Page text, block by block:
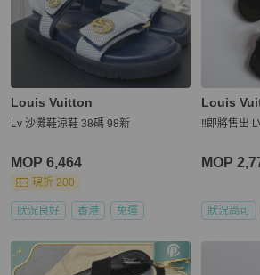
Louis Vuitton
Lv 沙灘鞋涼鞋 38碼 98新
MOP 6,464
現折 200
狀況良好 香港 免運
Louis
‼️即將售出
MOP
狀況尚可